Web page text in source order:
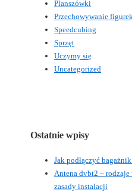
Planszówki
Przechowywanie
Speedcubing
Sprzęt
Uczymy się
Uncategorized
Ostatnie wpisy
Jak podłączyć
Antena dvbt2 – rodzaje
zasady instalacji